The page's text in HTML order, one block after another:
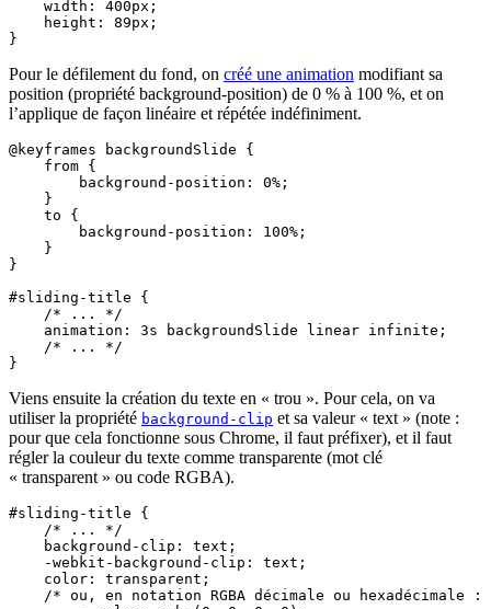
    width: 400px;
    height: 89px;
Pour le défilement du fond, on créé une animation modifiant sa
position (propriété background-position) de 0 % à 100 %, et on
l’applique de façon linéaire et répétée indéfiniment.
@keyframes backgroundSlide {
    from {
        background-position: 0%;
    }
    to {
        background-position: 100%;
    }
}
#sliding-title {
    /* ... */
    animation: 3s backgroundSlide linear infinite;
    /* ... */
Viens ensuite la création du texte en « trou ». Pour cela, on va
utiliser la propriété background-clip et sa valeur « text » (note :
pour que cela fonctionne sous Chrome, il faut préfixer), et il faut
régler la couleur du texte comme transparente (mot clé
« transparent » ou code RGBA).
#sliding-title {
    /* ... */
    background-clip: text;
    -webkit-background-clip: text;
    color: transparent;
    /* ou, en notation RGBA décimale ou hexadécimale :